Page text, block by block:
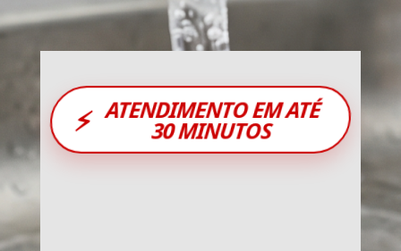
⚡ ATENDIMENTO EM ATÉ
30 MINUTOS